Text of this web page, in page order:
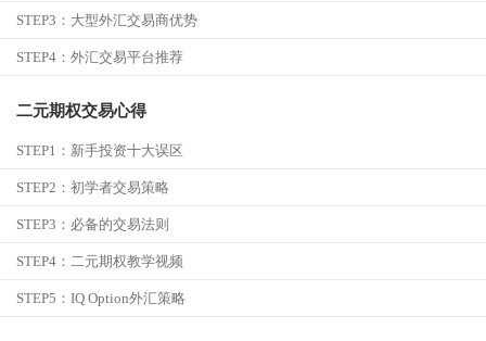
STEP3： 大型外汇交易商优势
STEP4： 外汇交易平台推荐
二元期权交易心得
STEP1： 新手投资十大误区
STEP2： 初学者交易策略
STEP3： 必备的交易法则
STEP4： 二元期权教学视频
STEP5： IQ Option外汇策略